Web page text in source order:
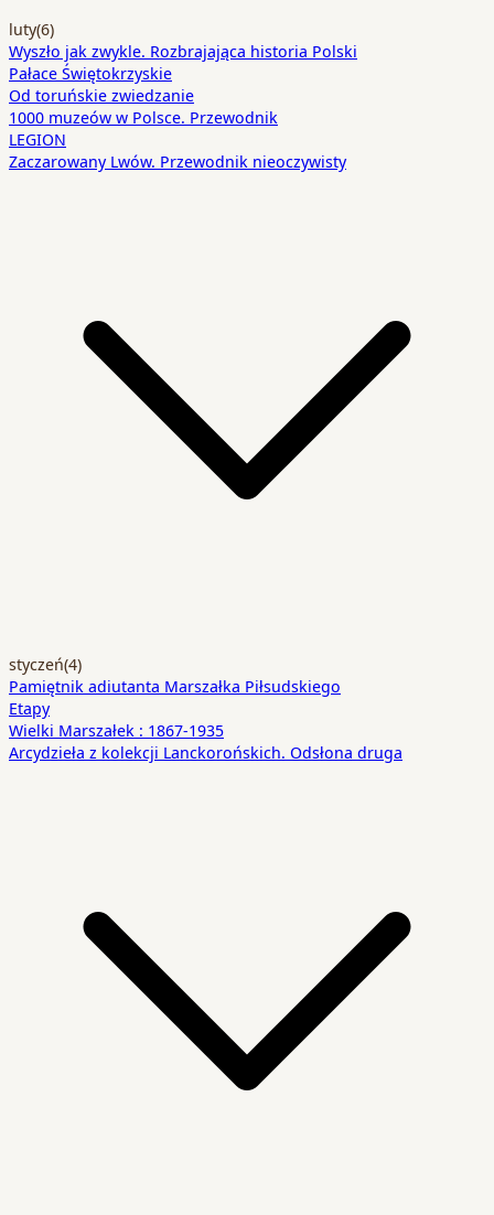
luty(6)
Wyszło jak zwykle. Rozbrajająca historia Polski
Pałace Świętokrzyskie
Od toruńskie zwiedzanie
1000 muzeów w Polsce. Przewodnik
LEGION
Zaczarowany Lwów. Przewodnik nieoczywisty
styczeń(4)
Pamiętnik adiutanta Marszałka Piłsudskiego
Etapy
Wielki Marszałek : 1867-1935
Arcydzieła z kolekcji Lanckorońskich. Odsłona druga